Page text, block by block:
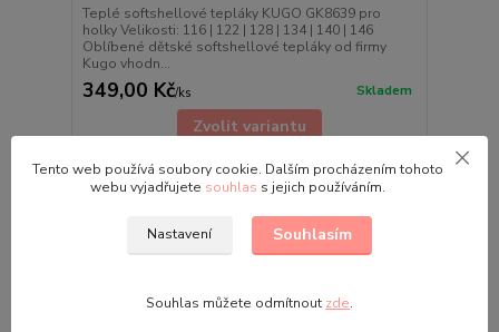
Teplé softshellové tepláky KUGO GK8639 pro
holky Velikosti: 116 | 122 | 128 | 134 | 140 | 146
Oblíbené dětské softshellové tepláky od firmy
Kugo vhodn...
349,00 Kč/ks Skladem
Zvolit variantu
Tento web používá soubory cookie. Dalším procházením tohoto
webu vyjadřujete souhlas s jejich používáním.
Nastavení Souhlasím
Souhlas můžete odmítnout zde.